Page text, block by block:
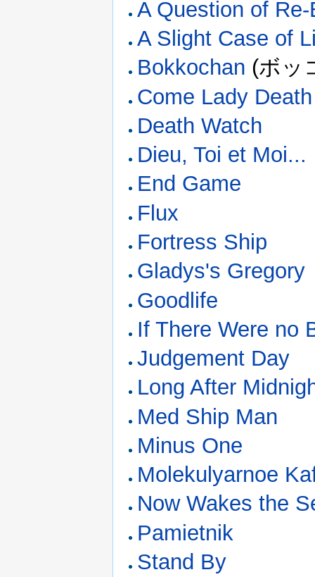
A Question of
A Slight Case of
Bokkochan (ボッ
Come Lady Death
Death Watch
Dieu, Toi et Moi...
End Game
Flux
Fortress Ship
Gladys's Gregory
Goodlife
If There Were no
Judgement Day
Long After
Med Ship Man
Minus One
Molekulyarnoe
Now Wakes the
Pamietnik
Stand By